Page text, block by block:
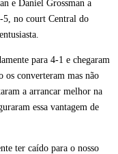
e Daniel Grossman a
5, no court Central do
para 4-1 e chegaram
os converteram mas não
a arrancar melhor na
essa vantagem de
ter caído para o nosso